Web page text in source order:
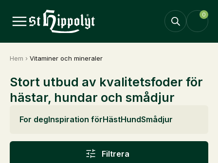
0
Hem › Vitaminer och mineraler
Stort utbud av kvalitetsfoder för
hästar, hundar och smådjur
For degInspiration förHästHundSmådjur
Filtrera